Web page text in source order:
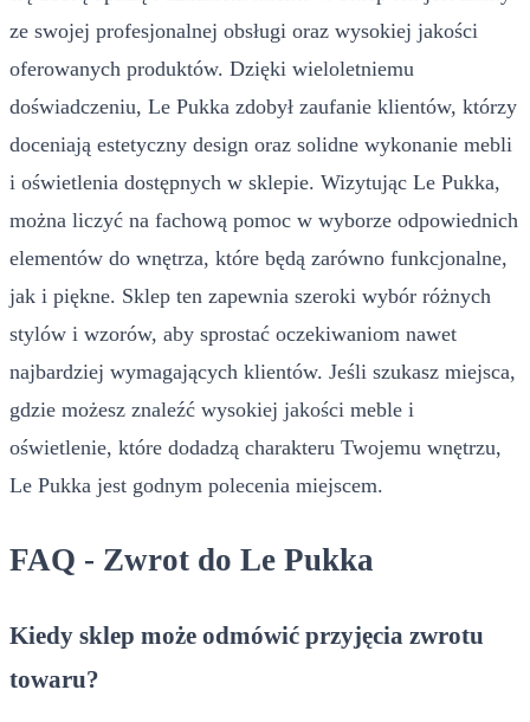
ze swojej profesjonalnej obsługi oraz wysokiej jakości
oferowanych produktów. Dzięki wieloletniemu
doświadczeniu, Le Pukka zdobył zaufanie klientów, którzy
doceniają estetyczny design oraz solidne wykonanie mebli
i oświetlenia dostępnych w sklepie. Wizytując Le Pukka,
można liczyć na fachową pomoc w wyborze odpowiednich
elementów do wnętrza, które będą zarówno funkcjonalne,
jak i piękne. Sklep ten zapewnia szeroki wybór różnych
stylów i wzorów, aby sprostać oczekiwaniom nawet
najbardziej wymagających klientów. Jeśli szukasz miejsca,
gdzie możesz znaleźć wysokiej jakości meble i
oświetlenie, które dodadzą charakteru Twojemu wnętrzu,
Le Pukka jest godnym polecenia miejscem.
FAQ - Zwrot do Le Pukka
Kiedy sklep może odmówić przyjęcia zwrotu
towaru?